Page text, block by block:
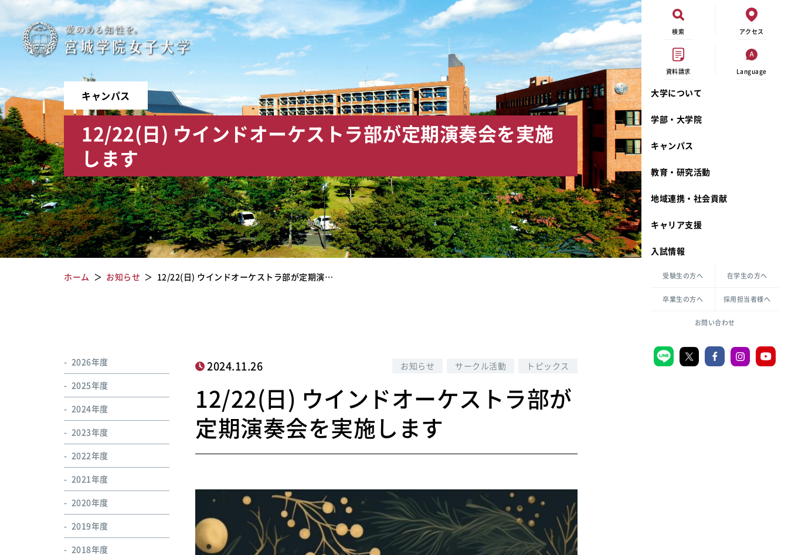
検索 アクセス
資料請求 Language
大学について
宮城学院 校歌
礼拝堂
カリキュラム・ポリシー
倫理憲章
ハラスメントの防止
共生のための多様性宣言
学部・大学院
生活文化デザイン学科
一般教育課程
キャンパス
奨学金
大学祭
キャンパスメンバーズ
教職センター
学芸員課程
図書館司書課程
教育・研究活動動物実験に関する情報公開
キリスト教文化研究所
生活環境科学研究所
地域連携・社会貢献
カリキュラム・入室方法
キャリア支援
入試情報
受験生の方へ 在学生の方へ
卒業生の方へ 採用担当者様へ
お問い合わせ
宮
城
学
院
女
子
大
学
キャンパス
12/22(日) ウインドオーケストラ部が定期演奏会を実施
します
ホーム お知らせ 12/22(日) ウインドオーケストラ部が定期演…
2024.11.26 お知らせ サークル活動 トピックス
12/22(日) ウインドオーケストラ部が
定期演奏会を実施します
2026年度
2025年度
2024年度
2023年度
2022年度
2021年度
2020年度
2019年度
2018年度